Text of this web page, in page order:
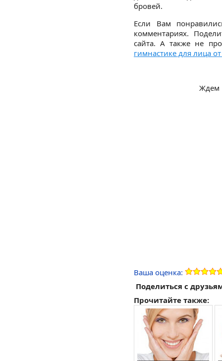
бровей.
Если Вам
комментариях.
сайта. А также не
гимнастике для лица
Ждем
Ваша оценка:
Поделиться с
Прочитайте также: